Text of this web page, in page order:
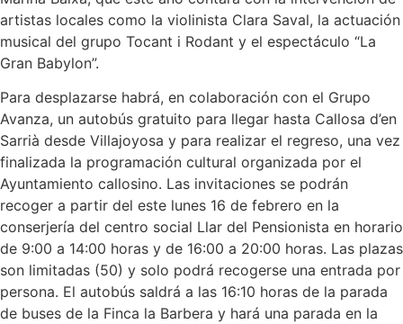
artistas locales como la violinista Clara Saval, la actuación
musical del grupo Tocant i Rodant y el espectáculo “La
Gran Babylon”.
Para desplazarse habrá, en colaboración con el Grupo
Avanza, un autobús gratuito para llegar hasta Callosa d’en
Sarrià desde Villajoyosa y para realizar el regreso, una vez
finalizada la programación cultural organizada por el
Ayuntamiento callosino. Las invitaciones se podrán
recoger a partir del este lunes 16 de febrero en la
conserjería del centro social Llar del Pensionista en horario
de 9:00 a 14:00 horas y de 16:00 a 20:00 horas. Las plazas
son limitadas (50) y solo podrá recogerse una entrada por
persona. El autobús saldrá a las 16:10 horas de la parada
de buses de la Finca la Barbera y hará una parada en la